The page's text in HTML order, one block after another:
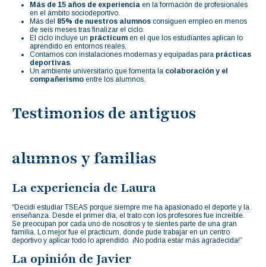
Más de 15 años de experiencia en la formación de profesionales
en el ámbito sociodeportivo.
Más del 85% de nuestros alumnos consiguen empleo en menos
de seis meses tras finalizar el ciclo.
El ciclo incluye un prácticum en el que los estudiantes aplican lo
aprendido en entornos reales.
Contamos con instalaciones modernas y equipadas para prácticas
deportivas
Un ambiente universitario que fomenta la colaboración y el
compañerismo entre los alumnos.
Testimonios de antiguos
alumnos y familias
La experiencia de Laura
“Decidí estudiar TSEAS porque siempre me ha apasionado el deporte y la
enseñanza. Desde el primer día, el trato con los profesores fue increíble.
Se preocupan por cada uno de nosotros y te sientes parte de una gran
familia. Lo mejor fue el practicum, donde pude trabajar en un centro
deportivo y aplicar todo lo aprendido. ¡No podría estar más agradecida!”
La opinión de Javier